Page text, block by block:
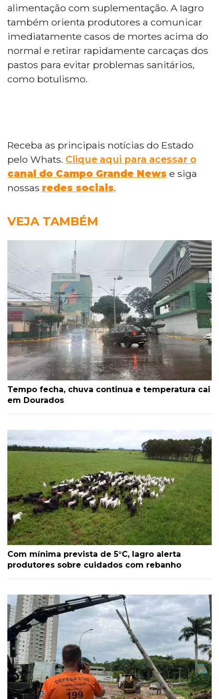
alimentação com suplementação. A Iagro
também orienta produtores a comunicar
imediatamente casos de mortes acima do
normal e retirar rapidamente carcaças dos
pastos para evitar problemas sanitários,
como botulismo.
Receba as principais notícias do Estado
pelo Whats. Clique aqui para acessar o
canal do Campo Grande News e siga
nossas redes sociais.
VEJA TAMBÉM
Tempo fecha, chuva continua e temperatura cai
em Dourados
Com mínima prevista de 5°C, Iagro alerta
produtores sobre cuidados com rebanho